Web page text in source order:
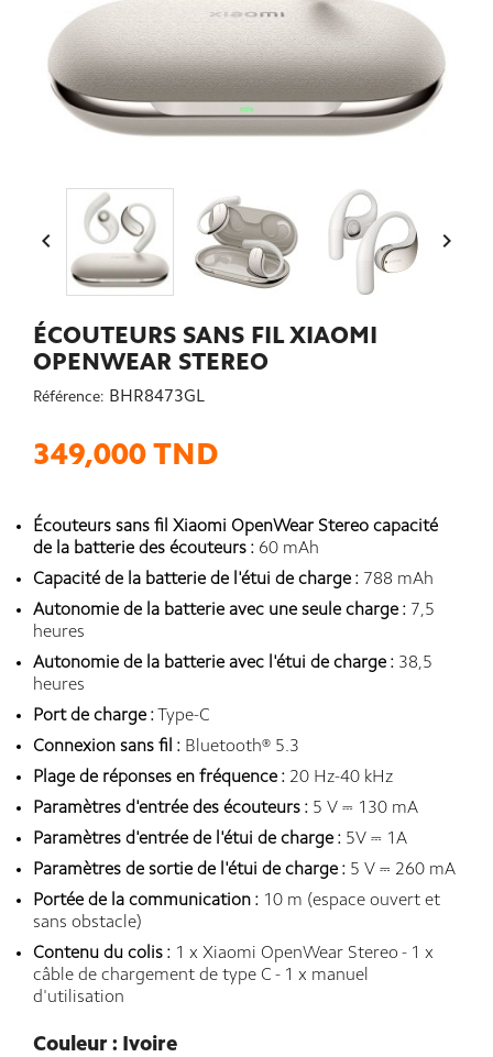
 
ÉCOUTEURS SANS FIL XIAOMI
OPENWEAR STEREO
Référence: BHR8473GL
349,000 TND
Écouteurs sans fil Xiaomi OpenWear Stereo capacité
de la batterie des écouteurs : 60 mAh
Capacité de la batterie de l'étui de charge : 788 mAh
Autonomie de la batterie avec une seule charge : 7,5
heures
Autonomie de la batterie avec l'étui de charge : 38,5
heures
Port de charge : Type-C
Connexion sans fil : Bluetooth® 5.3
Plage de réponses en fréquence : 20 Hz-40 kHz
Paramètres d'entrée des écouteurs : 5 V ⎓ 130 mA
Paramètres d'entrée de l'étui de charge : 5V ⎓ 1A
Paramètres de sortie de l'étui de charge : 5 V ⎓ 260 mA
Portée de la communication : 10 m (espace ouvert et
sans obstacle)
Contenu du colis : 1 x Xiaomi OpenWear Stereo - 1 x
câble de chargement de type C - 1 x manuel
d'utilisation
Couleur : Ivoire